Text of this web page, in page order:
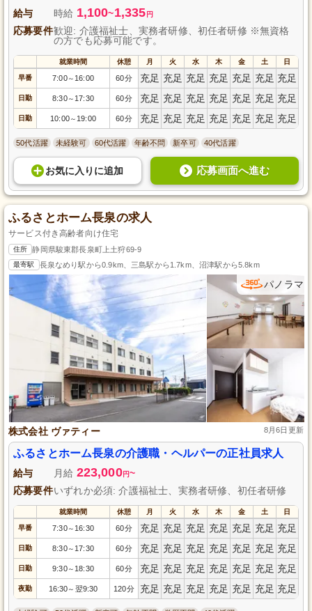
給与 時給 1,100~1,335 円
応募要件歓迎: 介護福祉士、実務者研修、初任者研修 ※無資格
の方でも応募可能です。
就業時間 休憩 月 火 水 木 金 土 日
早番 7:00～ 16:00 60分 充足 充足 充足 充足 充足 充足 充足
日勤 8:30～ 17:30 60分 充足 充足 充足 充足 充足 充足 充足
日勤 10:00～ 19:00 60分 充足 充足 充足 充足 充足 充足 充足
50代活躍 未経験可 60代活躍 年齢不問 新卒可 40代活躍
お気に入り に追加 応募画面へ進む
ふるさとホーム長泉の求人
サービス付き高齢者向け住宅
住所 静岡県駿東郡長泉町上土狩69-9
最寄駅 長泉なめり駅から0.9km、三島駅から1.7km、沼津駅から5.8km
パノラマ
株式会社 ヴァティー 8月6日更新
ふるさとホーム長泉の介護職・ヘルパーの正社員求人
給与 月給 223,000円~
応募要件いずれか必須: 介護福祉士、実務者研修、初任者研修
就業時間 休憩 月 火 水 木 金 土 日
早番 7:30～ 16:30 60分 充足 充足 充足 充足 充足 充足 充足
日勤 8:30～ 17:30 60分 充足 充足 充足 充足 充足 充足 充足
日勤 9:30～ 18:30 60分 充足 充足 充足 充足 充足 充足 充足
夜勤 16:30～ 翌9:30 120分 充足 充足 充足 充足 充足 充足 充足